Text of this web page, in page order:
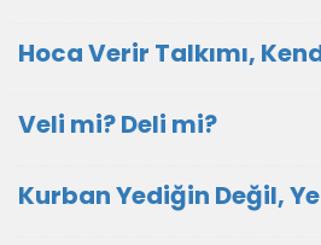
Hoca Verir Talkımı,
Veli mi? Deli mi?
Kurban Yediğin Değil,